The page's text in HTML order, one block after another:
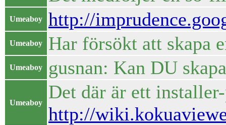
Umeaboy http://
Umeaboy Har försökt att skapa
Umeaboy gusnan: Kan DU
Umeaboy
Det där är ett
http://